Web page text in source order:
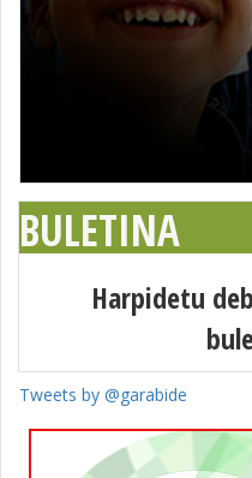
BULETINA
Harpidetu
Tweets by @garabide